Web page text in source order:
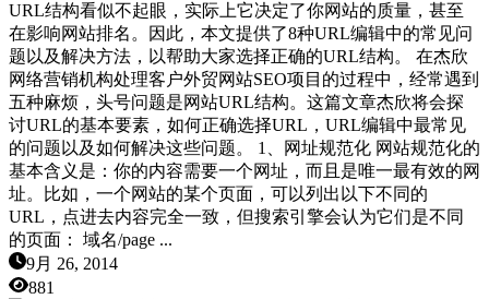
URL结构看似不起眼，实际上它决定了你网站的质量，甚至
在影响网站排名。因此，本文提供了8种URL编辑中的常见问
题以及解决方法，以帮助大家选择正确的URL结构。 在杰欣
网络营销机构处理客户外贸网站SEO项目的过程中，经常遇到
五种麻烦，头号问题是网站URL结构。这篇文章杰欣将会探
讨URL的基本要素，如何正确选择URL，URL编辑中最常见
的问题以及如何解决这些问题。 1、网址规范化 网站规范化的
基本含义是：你的内容需要一个网址，而且是唯一最有效的网
址。比如，一个网站的某个页面，可以列出以下不同的
URL，点进去内容完全一致，但搜索引擎会认为它们是不同
的页面： 域名/page ...
9月 26, 2014
881